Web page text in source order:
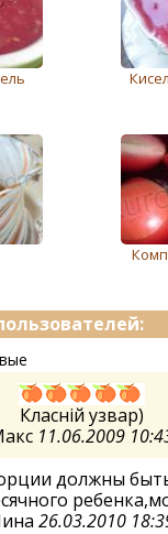
Класній узвар)
11.06.2009
должны
26.03.2010